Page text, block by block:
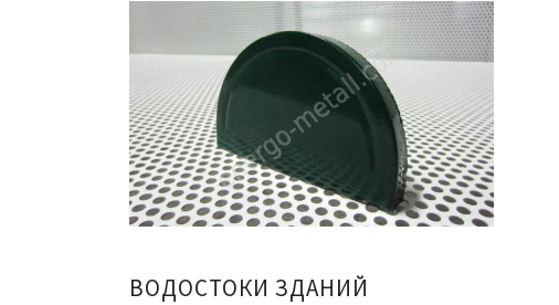
ВОДОСТОКИ ЗДАНИЙ